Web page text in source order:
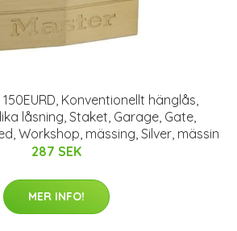
150EURD, Konventionellt hänglås,
låsning, Staket, Garage, Gate,
Workshop, mässing, Silver, mässin
287 SEK
MER INFO!